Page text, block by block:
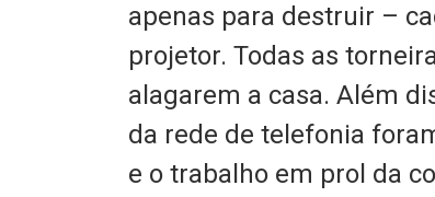
apenas para destruir –
projetor. Todas as
alagarem a casa. Além
da rede de telefonia
e o trabalho em prol da